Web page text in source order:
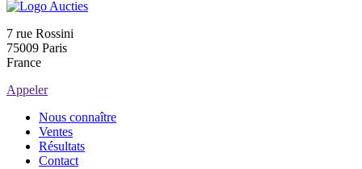
7 rue Rossini
75009 Paris
France
Appeler
Nous connaître
Ventes
Résultats
Contact